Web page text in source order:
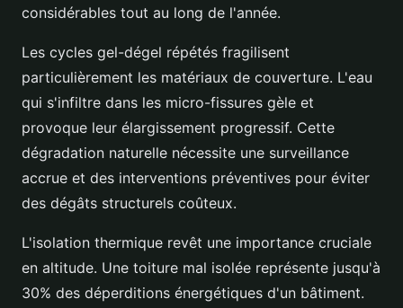
considérables tout au long de l'année.
Les cycles gel-dégel répétés fragilisent
particulièrement les matériaux de couverture. L'eau
qui s'infiltre dans les micro-fissures gèle et
provoque leur élargissement progressif. Cette
dégradation naturelle nécessite une surveillance
accrue et des interventions préventives pour éviter
des dégâts structurels coûteux.
L'isolation thermique revêt une importance cruciale
en altitude. Une toiture mal isolée représente jusqu'à
30% des déperditions énergétiques d'un bâtiment.